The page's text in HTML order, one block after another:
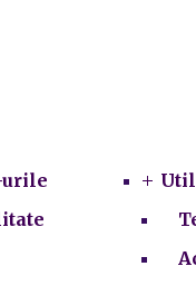
urile